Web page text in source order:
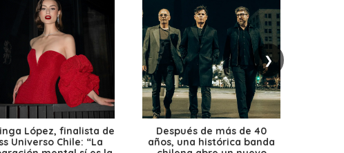
❯
López, finalista de
Universo Chile: “La
Después de más de 40
años, una histórica banda